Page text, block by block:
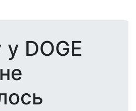
DOGE